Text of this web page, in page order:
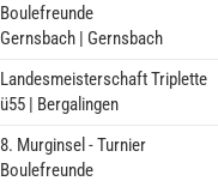
Boulefreunde
Gernsbach | Gernsbach
Landesmeisterschaft Triplette
ü55 | Bergalingen
8. Murginsel - Turnier
Boulefreunde